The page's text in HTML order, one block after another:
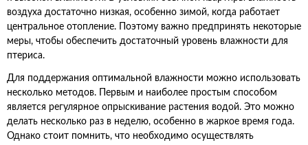
воздуха достаточно низкая, особенно зимой, когда работает
центральное отопление. Поэтому важно предпринять некоторые
меры, чтобы обеспечить достаточный уровень влажности для
птериса.
Для поддержания оптимальной влажности можно использовать
несколько методов. Первым и наиболее простым способом
является регулярное опрыскивание растения водой. Это можно
делать несколько раз в неделю, особенно в жаркое время года.
Однако стоит помнить, что необходимо осуществлять